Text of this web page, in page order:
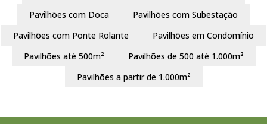
Pavilhões com Doca
Pavilhões com Subestação
Pavilhões com Ponte Rolante
Pavilhões em Condomínio
Pavilhões até 500m²
Pavilhões de 500 até 1.000m²
Pavilhões a partir de 1.000m²